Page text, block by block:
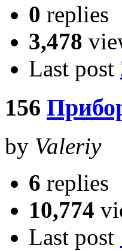
0 replies
3,478
Last post
156
by Valeriy
6 replies
10,774
Last post